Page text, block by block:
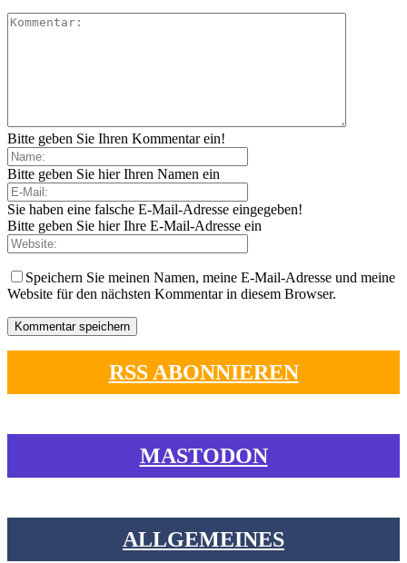
Bitte geben Sie Ihren Kommentar ein!
Bitte geben Sie hier Ihren Namen ein
Sie haben eine falsche E-Mail-Adresse eingegeben!
Bitte geben Sie hier Ihre E-Mail-Adresse ein
Speichern Sie meinen Namen, meine E-Mail-Adresse und meine
Website für den nächsten Kommentar in diesem Browser.
RSS ABONNIEREN
MASTODON
ALLGEMEINES